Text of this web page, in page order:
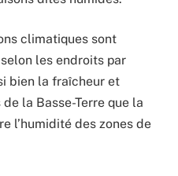
climatiques sont
les endroits par
bien la fraîcheur et
la Basse-Terre que la
l’humidité des zones de